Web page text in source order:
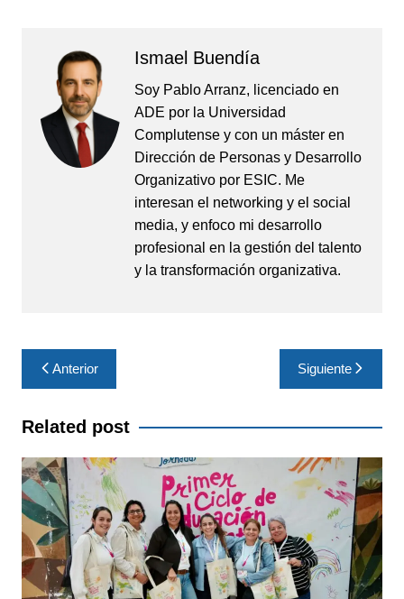
Ismael Buendía
Soy Pablo Arranz, licenciado en
ADE por la Universidad
Complutense y con un máster en
Dirección de Personas y Desarrollo
Organizativo por ESIC. Me
interesan el networking y el social
media, y enfoco mi desarrollo
profesional en la gestión del talento
y la transformación organizativa.
Navegación
de
entradas
Anterior Siguiente
Related post